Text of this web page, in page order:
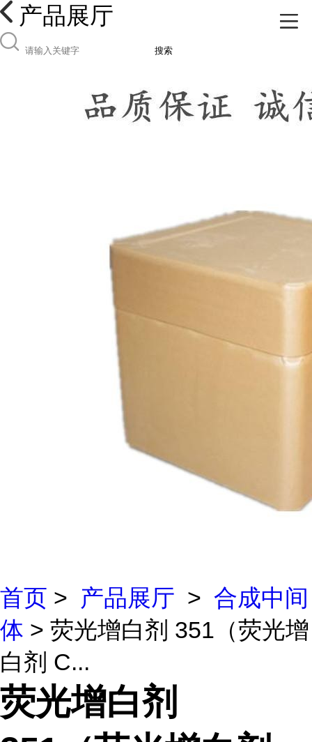
产品展厅
搜索
首页 > 产品展厅 > 合成中间
体 > 荧光增白剂 351（荧光增
白剂 C...
荧光增白剂